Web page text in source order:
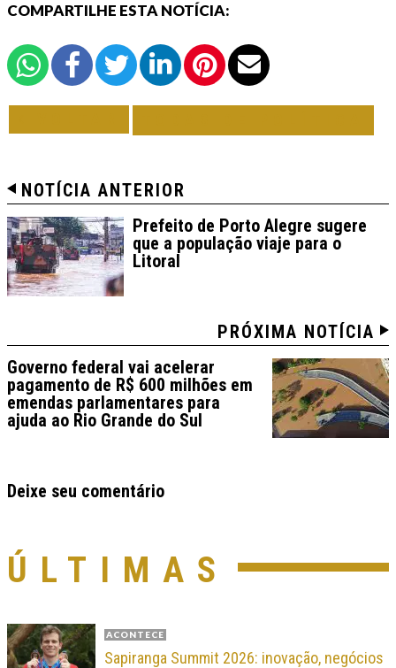
COMPARTILHE ESTA NOTÍCIA:
NOTÍCIA ANTERIOR
Prefeito de Porto Alegre sugere
que a população viaje para o
Litoral
PRÓXIMA NOTÍCIA
Governo federal vai acelerar
pagamento de R$ 600 milhões em
emendas parlamentares para
ajuda ao Rio Grande do Sul
Deixe seu comentário
ÚLTIMAS
ACONTECE
Sapiranga Summit 2026: inovação, negócios